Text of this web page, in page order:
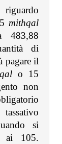
mithqal
483,88
di
pagare il
o 15
non
si
ai 105.